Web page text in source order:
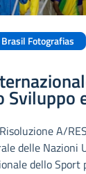
Fotografias
Sviluppo
A/
delle
dello Sport